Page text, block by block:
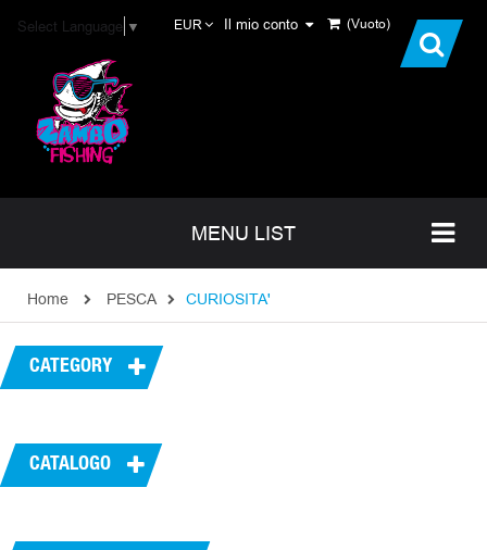
(Vuoto)
Il mio conto
EUR
Select Language ▼
MENU LIST
Home PESCA CURIOSITA'
CATEGORY
CATALOGO